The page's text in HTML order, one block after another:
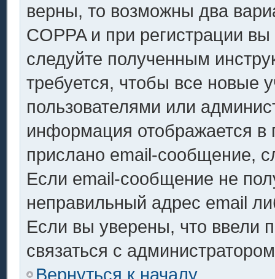
верны, то возможны два
COPPA и при регистрации
следуйте полученным
требуется, чтобы все новые
пользователями или
информация отображается
прислано email-сообщение,
Если email-сообщение не
неправильный адрес email
Если вы уверены, что ввели
связаться с
Вернуться к началу